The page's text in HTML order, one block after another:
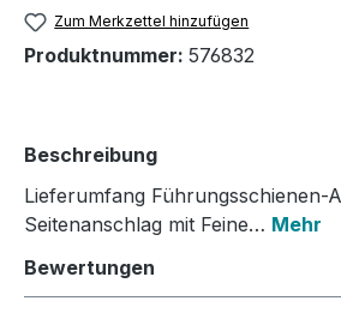
Zum Merkzettel hinzufügen
Produktnummer: 576832
Beschreibung
Lieferumfang Führungsschienen-
Seitenanschlag mit Feine… Mehr
Bewertungen